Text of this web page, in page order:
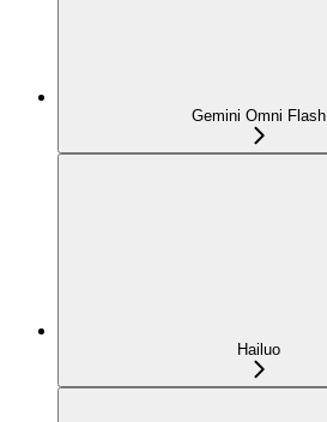
Gemini Omni Flash
Hailuo